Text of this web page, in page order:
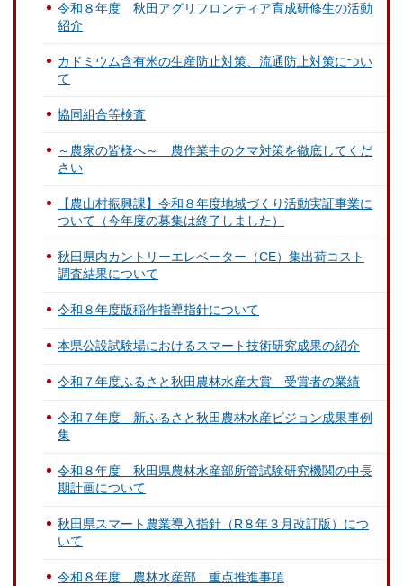
令和８年度 秋田アグリフロンティア育成研修生の活動
紹介
カドミウム含有米の生産防止対策、流通防止対策につい
て
協同組合等検査
～農家の皆様へ～ 農作業中のクマ対策を徹底してくだ
さい
【農山村振興課】令和８年度地域づくり活動実証事業に
ついて（今年度の募集は終了しました）
秋田県内カントリーエレベーター（CE）集出荷コスト
調査結果について
令和８年度版稲作指導指針について
本県公設試験場におけるスマート技術研究成果の紹介
令和７年度ふるさと秋田農林水産大賞 受賞者の業績
令和７年度 新ふるさと秋田農林水産ビジョン成果事例
集
令和８年度 秋田県農林水産部所管試験研究機関の中長
期計画について
秋田県スマート農業導入指針（R８年３月改訂版）につ
いて
令和８年度 農林水産部 重点推進事項